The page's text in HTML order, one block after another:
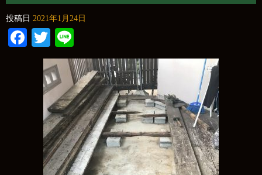
投稿日 2021年1月24日
Facebook
Twitter